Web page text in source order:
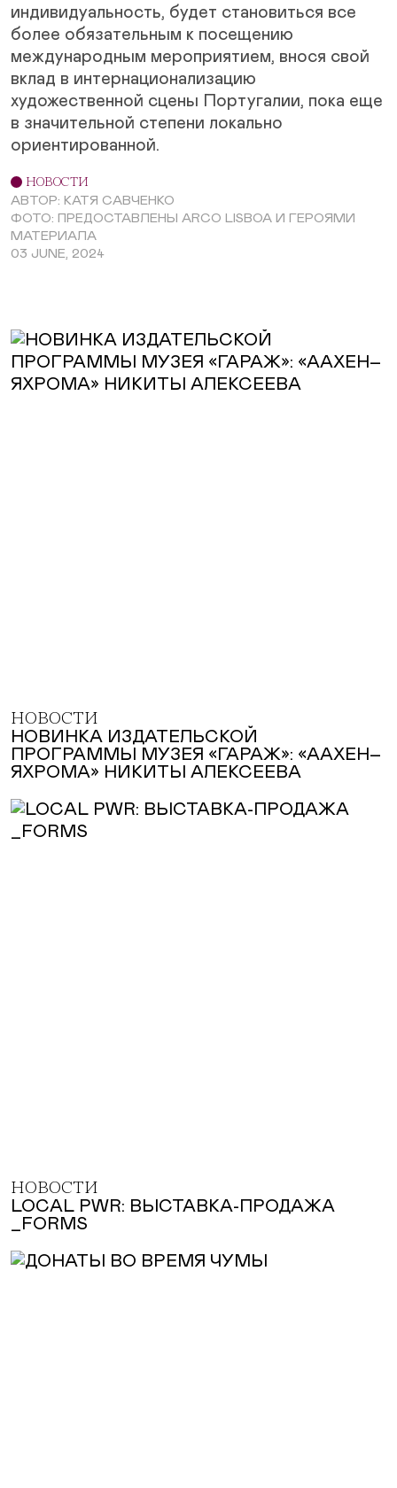
индивидуальность, будет становиться все
более обязательным к посещению
международным мероприятием, внося свой
вклад в интернационализацию
художественной сцены Португалии, пока еще
в значительной степени локально
ориентированной.
НОВОСТИ
АВТОР: КАТЯ САВЧЕНКО
ФОТО: ПРЕДОСТАВЛЕНЫ ARCO LISBOA И ГЕРОЯМИ
МАТЕРИАЛА
03 JUNE, 2024
НОВОСТИ
НОВИНКА ИЗДАТЕЛЬСКОЙ
ПРОГРАММЫ МУЗЕЯ «ГАРАЖ»: «ААХЕН–
ЯХРОМА» НИКИТЫ АЛЕКСЕЕВА
НОВОСТИ
LOCAL PWR: ВЫСТАВКА-ПРОДАЖА
_FORMS